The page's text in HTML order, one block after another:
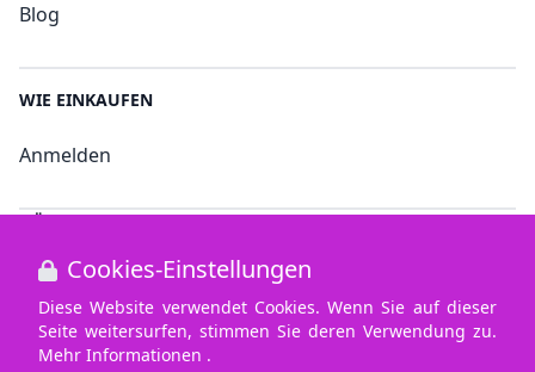
Blog
WIE EINKAUFEN
Anmelden
NÜTZLICHE LINKS
Bedingungen und Konditionen
Datenschutz
Cookies-Einstellungen
Diese Website verwendet Cookies. Wenn Sie auf dieser
Seite weitersurfen, stimmen Sie deren Verwendung zu.
Mehr Informationen .